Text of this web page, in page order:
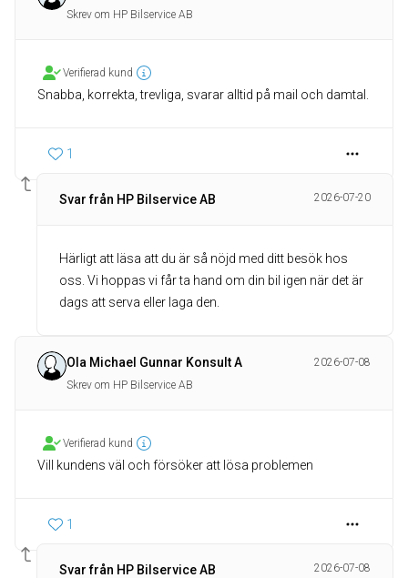
Skrev om HP Bilservice AB
Verifierad kund
Snabba, korrekta, trevliga, svarar alltid på mail och damtal.
1
Svar från HP Bilservice AB 2026-07-20
Härligt att läsa att du är så nöjd med ditt besök hos
oss. Vi hoppas vi får ta hand om din bil igen när det är
dags att serva eller laga den.
Ola Michael Gunnar Konsult A
2026-07-08
Skrev om HP Bilservice AB
Verifierad kund
Vill kundens väl och försöker att lösa problemen
1
Svar från HP Bilservice AB 2026-07-08